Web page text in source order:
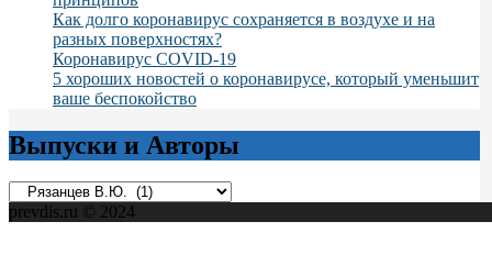
Как долго коронавирус сохраняется в воздухе и на
разных поверхностях?
Коронавирус COVID-19
5 хороших новостей о коронавирусе, который уменьшит
ваше беспокойство
Выпуски и Авторы
Выпуски
и
prevdis.ru © 2024